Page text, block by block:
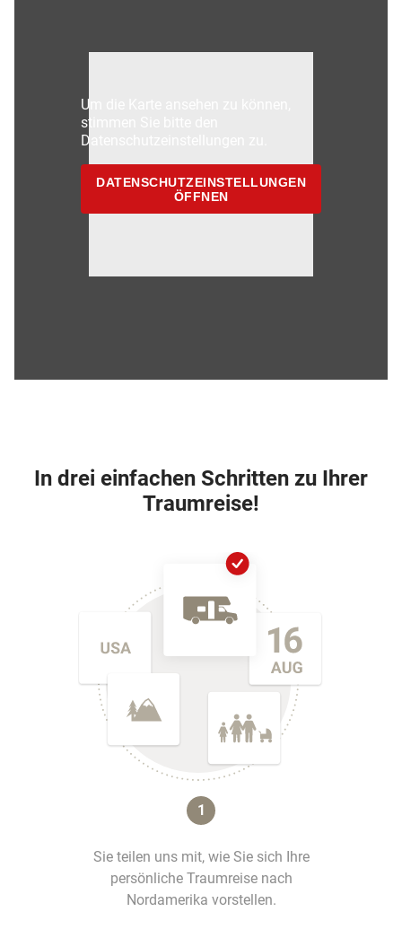
Um die Karte ansehen zu können,
stimmen Sie bitte den
Datenschutzeinstellungen zu.
DATENSCHUTZEINSTELLUNGEN
ÖFFNEN
In drei einfachen Schritten zu Ihrer
Traumreise!
1
Sie teilen uns mit, wie Sie sich Ihre
persönliche Traumreise nach
Nordamerika vorstellen.